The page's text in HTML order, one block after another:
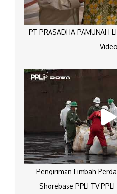
PT PRASADHA PAMUNAH
Video
Pengiriman Limbah
Shorebase PPLI TV